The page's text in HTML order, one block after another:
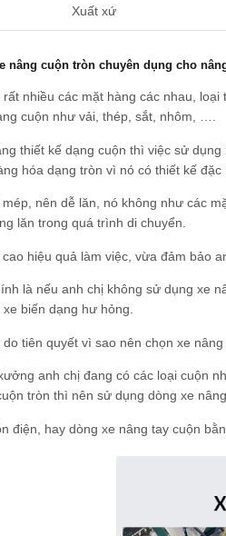
Xuất xứ
nâng cuộn tròn chuyên dụng cho
nhiều các mặt hàng các nhau,
cuộn như vải, thép, sắt, nhôm, ….
thiết kế dạng cuộn thì việc sử
hóa dạng tròn vì nó có thiết kế đặc
nên dễ lăn, nó không như các
lăn trong quá trình di chuyển.
hiệu quả làm việc, vừa đảm bảo
là nếu anh chị không sử dụng xe
biến dạng hư hỏng.
tiên quyết vì sao nên chọn xe
anh chị đang có các loại cuộn
tròn thì nên sử dụng dòng xe
điện, hay dòng xe nâng tay cuộn